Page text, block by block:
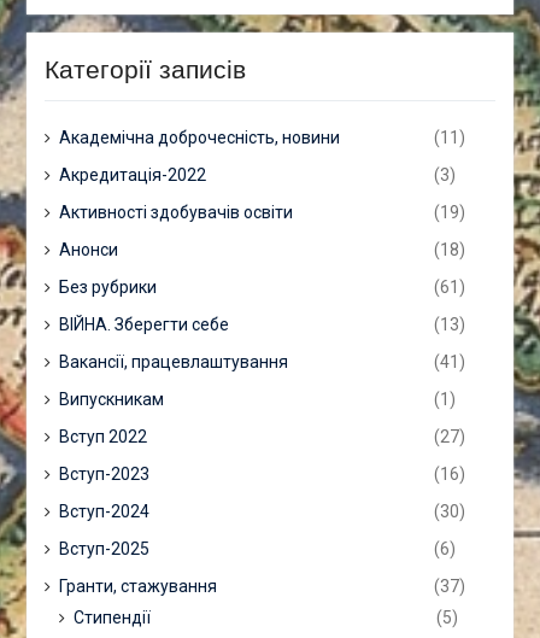
Категорії записів
Академічна доброчесність, новини
(11)
Акредитація-2022
(3)
Активності здобувачів освіти
(19)
Анонси
(18)
Без рубрики
(61)
ВІЙНА. Зберегти себе
(13)
Вакансії, працевлаштування
(41)
Випускникам
(1)
Вступ 2022
(27)
Вступ-2023
(16)
Вступ-2024
(30)
Вступ-2025
(6)
Гранти, стажування
(37)
Стипендії
(5)